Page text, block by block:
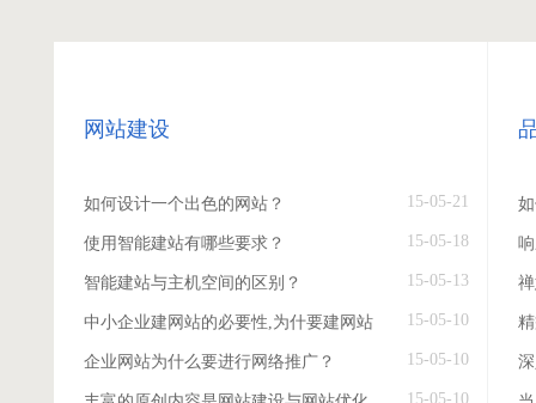
网站建设
如何设计一个出色的网站？ 15-05-21
使用智能建站有哪些要求？ 15-05-18
智能建站与主机空间的区别？ 15-05-13
中小企业建网站的必要性,为什要建网站 15-05-10
企业网站为什么要进行网络推广？ 15-05-10
15-05-10